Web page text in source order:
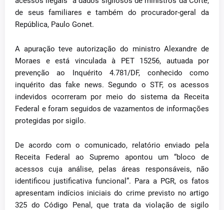
de seus familiares e também do procurador-geral da
República, Paulo Gonet.
A apuração teve autorização do ministro Alexandre de
Moraes e está vinculada à PET 15256, autuada por
prevenção ao Inquérito 4.781/DF, conhecido como
inquérito das fake news. Segundo o STF, os acessos
indevidos ocorreram por meio do sistema da Receita
Federal e foram seguidos de vazamentos de informações
protegidas por sigilo.
De acordo com o comunicado, relatório enviado pela
Receita Federal ao Supremo apontou um “bloco de
acessos cuja análise, pelas áreas responsáveis, não
identificou justificativa funcional”. Para a PGR, os fatos
apresentam indícios iniciais do crime previsto no artigo
325 do Código Penal, que trata da violação de sigilo